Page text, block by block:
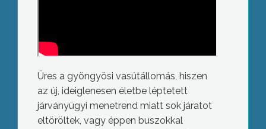
Üres a gyöngyösi vasútállomás, hiszen
az új, ideiglenesen életbe léptetett
járványügyi menetrend miatt sok járatot
eltöröltek, vagy éppen buszokkal